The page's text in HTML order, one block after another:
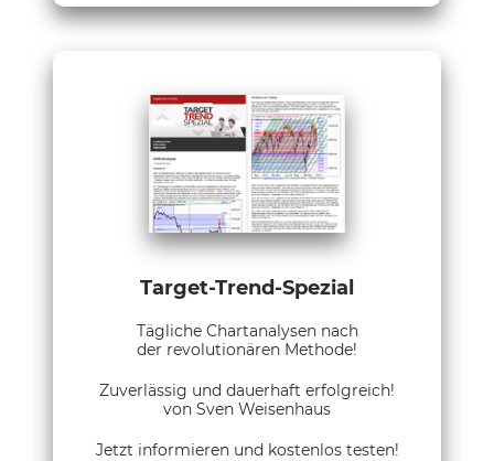
Target-Trend-Spezial
Tägliche Chartanalysen nach
der revolutionären Methode!
Zuverlässig und dauerhaft erfolgreich!
von Sven Weisenhaus
Jetzt informieren und kostenlos testen!